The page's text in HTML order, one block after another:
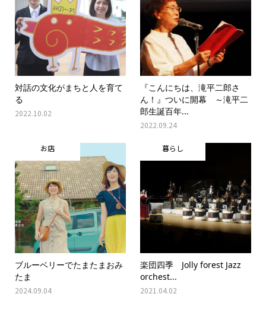
対話の文化がまちと人を育て
る
2022.10.02
『こんにちは、滝平二郎さ
ん！』ついに開幕 ～滝平二
郎生誕百年...
2022.09.24
お店
ブルーベリーでたまたまおみ
たま
2024.09.04
暮らし
楽団四季 Jolly forest Jazz
orchest...
2021.04.02